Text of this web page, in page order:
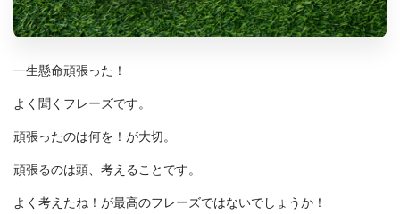
一生懸命頑張った！
よく聞くフレーズです。
頑張ったのは何を！が大切。
頑張るのは頭、考えることです。
よく考えたね！が最高のフレーズではないでしょうか！